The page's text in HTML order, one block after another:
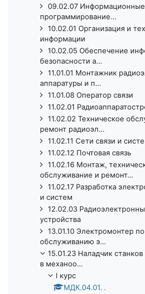
09.02.07
программирование...
10.02.01 Организация и
информации
10.02.05 Обеспечение
безопасности а...
11.01.01 Монтажник
аппаратуры и п...
11.01.08 Оператор связи
11.02.01
11.02.02 Техническое
ремонт радиоэл...
11.02.11 Сети связи и
11.02.12 Почтовая связь
11.02.16 Монтаж,
обслуживание и ремонт...
11.02.17 Разработка
и систем
12.02.03
устройства
13.01.10 Электромонтер
обслуживанию э...
15.01.23 Наладчик
в механоо...
I курс
МДК.04.01. .